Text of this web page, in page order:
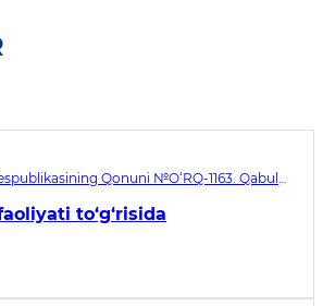
Qonuni №O‘RQ-1163. Qabul
to‘g‘risida